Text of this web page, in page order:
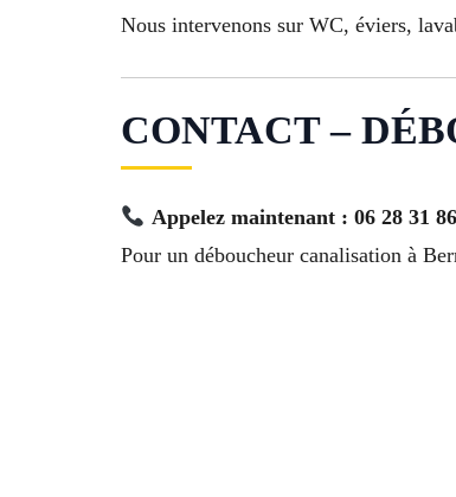
Nous intervenons sur WC, éviers,
CONTACT –
Appelez maintenant : 06 28 31
Pour un déboucheur canalisation à